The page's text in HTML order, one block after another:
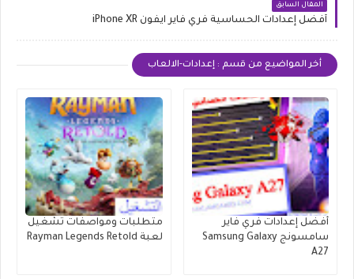
المقال السابق
أفضل إعدادات الحساسية فري فاير ايفون iPhone XR
أخر المواضيع من قسم : إعدادات-الالعاب
أفضل إعدادات فري فاير
سامسونج Samsung Galaxy
A27
متطلبات ومواصفات تشغيل
لعبة Rayman Legends Retold